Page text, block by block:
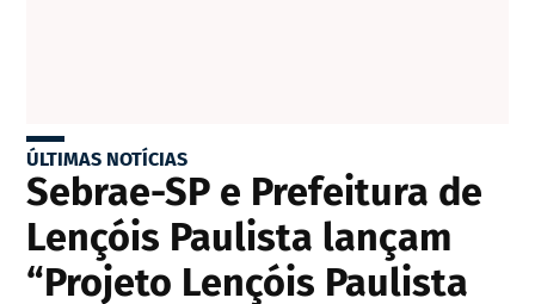
ÚLTIMAS NOTÍCIAS
Sebrae-SP e Prefeitura de
Lençóis Paulista lançam
“Projeto Lençóis Paulista